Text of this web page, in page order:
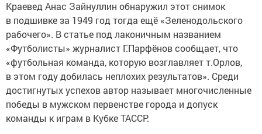
Краевед Анас Зайнуллин обнаружил этот снимок
в подшивке за 1949 год тогда ещё «Зеленодольского
рабочего». В статье под лаконичным названием
«Футболисты» журналист Г.Парфёнов сообщает, что
«футбольная команда, которую возглавляет т.Орлов,
в этом году добилась неплохих результатов». Среди
достигнутых успехов автор называет многочисленные
победы в мужском первенстве города и допуск
команды к играм в Кубке ТАССР.